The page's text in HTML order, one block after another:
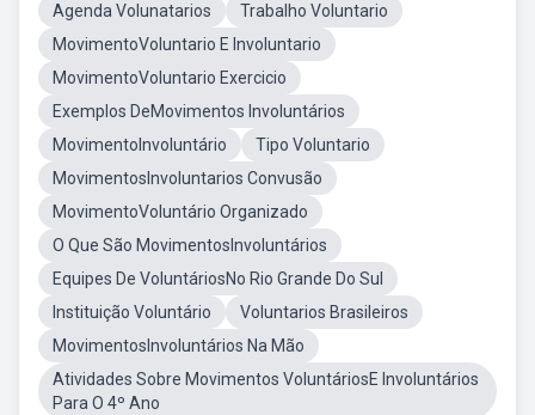
Agenda Volunatarios
Trabalho Voluntario
MovimentoVoluntario E Involuntario
MovimentoVoluntario Exercicio
Exemplos DeMovimentos Involuntários
MovimentoInvoluntário
Tipo Voluntario
MovimentosInvoluntarios Convusão
MovimentoVoluntário Organizado
O Que São MovimentosInvoluntários
Equipes De VoluntáriosNo Rio Grande Do Sul
Instituição Voluntário
Voluntarios Brasileiros
MovimentosInvoluntários Na Mão
Atividades Sobre Movimentos VoluntáriosE Involuntários
Para O 4º Ano